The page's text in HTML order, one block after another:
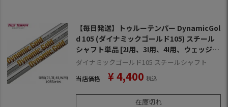
【毎日発送】トゥルーテンパー DynamicGol
d 105 (ダイナミックゴールド105) スチール
シャフト単品 [2I用、3I用、4I用、ウェッジ
用]【ゴルフ】【シャフト】
ダイナミックゴールド105 スチールシャフト
当店価格 ¥4,400 税込
在庫切れ